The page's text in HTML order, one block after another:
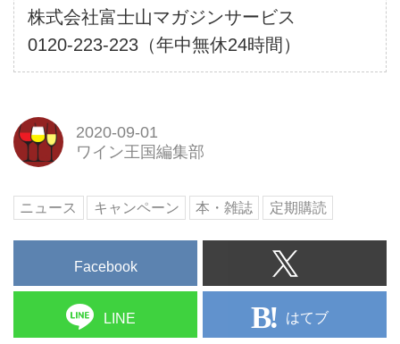
株式会社富士山マガジンサービス
0120-223-223（年中無休24時間）
2020-09-01
ワイン王国編集部
ニュース キャンペーン 本・雑誌 定期購読
Facebook
LINE はてブ